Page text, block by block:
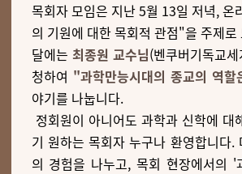
목회자 모임은 지난 5월 13일 저녁, 온
의 기원에 대한 목회적 관점"을 주제
달에는 최종원 교수님(벤쿠버기독교
청하여 "과학만능시대의 종교의 역할
야기를 나눕니다.
정회원이 아니어도 과학과 신학에 대
기 원하는 목회자 누구나 환영합니다.
의 경험을 나누고, 목회 현장에서의 '